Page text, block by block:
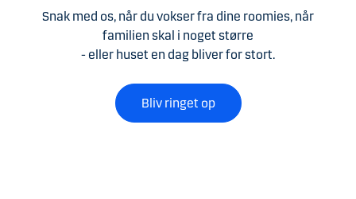
Snak med os, når du vokser fra dine roomies, når
familien skal i noget større
- eller huset en dag bliver for stort.
Bliv ringet op